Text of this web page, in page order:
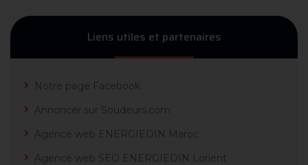
Liens utiles et partenaires
Notre page Facebook
Annoncer sur Soudeurs.com
Agence web ENERGIEDIN Maroc
Agence web SEO ENERGIEDIN Lorient